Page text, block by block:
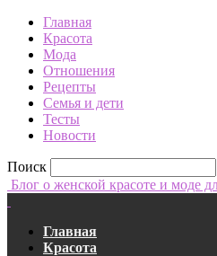
Главная
Красота
Мода
Отношения
Рецепты
Семья и дети
Тесты
Новости
Поиск
Блог о женской красоте и моде
Главная
Красота